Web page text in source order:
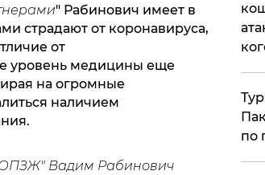
" Рабинович имеет в
страдают от коронавируса,
от
уровень медицины еще
на огромные
наличием
"ОПЗЖ" Вадим Рабинович
по